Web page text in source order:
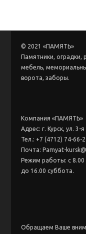
© 2021 «ПАМЯТЬ»
Памятники, оградки,
мебель,
ворота, заборы.
Компания «ПАМЯТЬ»
Адрес: г. Курск, ул. 3-
Тел.: +7 (4712) 74-66-
Почта: Pamyat-
Режим работы: с 8.00
до 16.00 суббота.
Обращаем Ваше